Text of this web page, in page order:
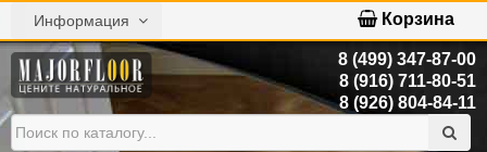
Информация Корзина
8 (499) 347-87-00
8 (916) 711-80-51
8 (926) 804-84-11